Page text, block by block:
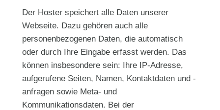
Der Hoster speichert alle Daten unserer
Webseite. Dazu gehören auch alle
personenbezogenen Daten, die automatisch
oder durch Ihre Eingabe erfasst werden. Das
können insbesondere sein: Ihre IP-Adresse,
aufgerufene Seiten, Namen, Kontaktdaten und -
anfragen sowie Meta- und
Kommunikationsdaten. Bei der